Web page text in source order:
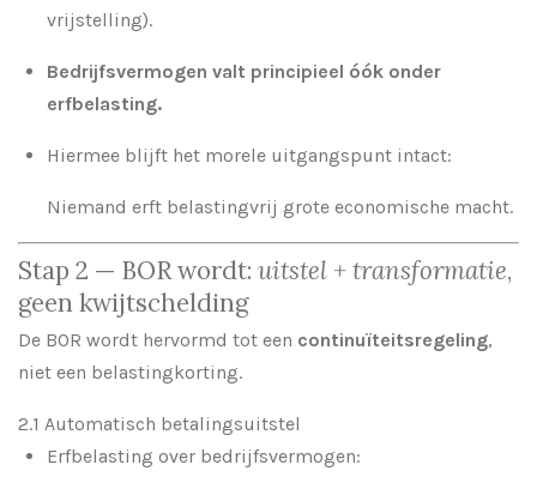
vrijstelling).
Bedrijfsvermogen valt principieel óók onder
erfbelasting.
Hiermee blijft het morele uitgangspunt intact:
Niemand erft belastingvrij grote economische macht.
Stap 2 — BOR wordt: uitstel + transformatie,
geen kwijtschelding
De BOR wordt hervormd tot een continuïteitsregeling,
niet een belastingkorting.
2.1 Automatisch betalingsuitstel
Erfbelasting over bedrijfsvermogen: